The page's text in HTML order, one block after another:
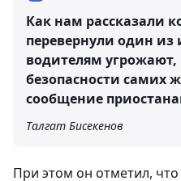
Как нам рассказали
перевернули один из
водителям угрожают,
безопасности самих
сообщение
Талгат Бисекенов
При этом он отметил, что